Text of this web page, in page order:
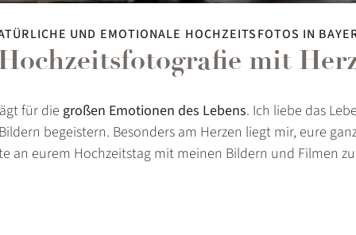
UND EMOTIONALE HOCHZEITSFOTOS IN
mit
für die großen Emotionen des Lebens. Ich liebe das
begeistern. Besonders am Herzen liegt mir, eure
an eurem Hochzeitstag mit meinen Bildern und Filmen